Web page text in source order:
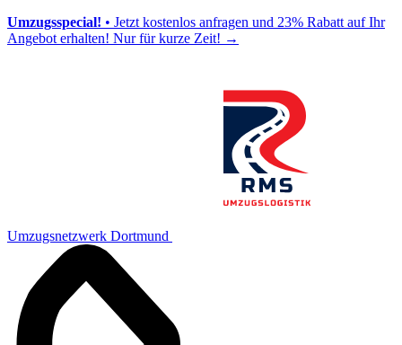
Umzugsspecial! • Jetzt kostenlos anfragen und 23% Rabatt auf Ihr
Angebot erhalten! Nur für kurze Zeit! →
Umzugsnetzwerk Dortmund